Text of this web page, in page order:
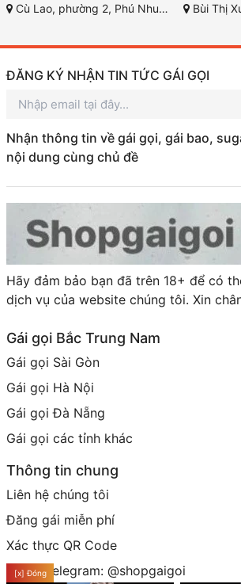
Cù Lao, phường 2, Phú Nhuận, Thành phố Hồ Chí Minh, Việt Nam Bùi Thị Xuân, Phạm
ĐĂNG KÝ NHẬN TIN TỨC GÁI GỌI
Nhận thông tin về gái gọi, gái bao,
nội dung cùng chủ đề
Hãy đảm bảo bạn đã trên 18+ để có
dịch vụ của website chúng tôi. Xin
Gái gọi Bắc Trung Nam
Gái gọi Sài Gòn
Gái gọi Hà Nội
Gái gọi Đà Nẵng
Gái gọi các tỉnh khác
Thông tin chung
Liên hệ chúng tôi
Đăng gái miễn phí
Xác thực QR Code
Group telegram: @shopgaigoi
[x] Đóng